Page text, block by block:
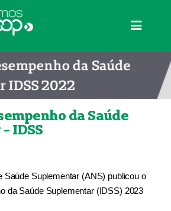
da Saúde
IDSS 2022
da Saúde
IDSS
Saúde Suplementar (ANS) publicou o
da Saúde Suplementar (IDSS) 2023